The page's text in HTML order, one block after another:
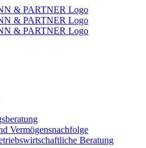
Vermögensnachfolge
Beratung